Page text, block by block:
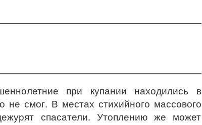
при купании находились в
не смог. В местах стихийного массового
спасатели. Утоплению же может